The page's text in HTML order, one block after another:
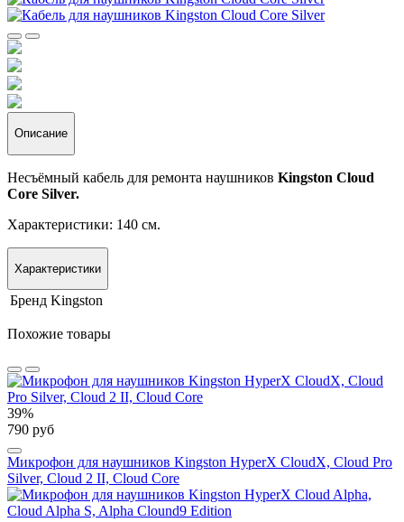
Описание
Несъёмный кабель для ремонта наушников Kingston Cloud
Core Silver.
Характеристики: 140 см.
Характеристики
Бренд Kingston
Похожие товары
39%
790 руб
Микрофон для наушников Kingston HyperX CloudX, Cloud Pro
Silver, Cloud 2 II, Cloud Core